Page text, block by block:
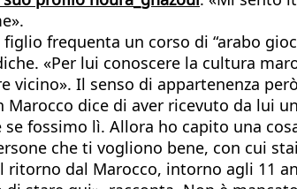
frequenta un corso di “arabo
«Per lui conoscere la cultura
Il senso di appartenenza
dice di aver ricevuto da lui
fossimo lì. Allora ho capito una
che ti vogliono bene, con cui
dal Marocco, intorno agli 11